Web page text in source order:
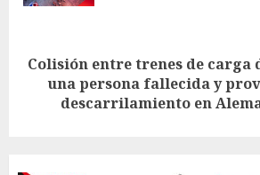
Next
Colisión entre trenes de carga
una persona fallecida y
descarrilamiento en